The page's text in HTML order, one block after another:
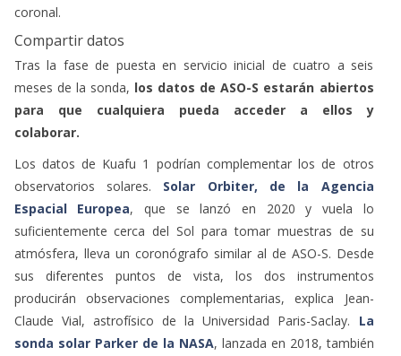
coronal.
Compartir datos
Tras la fase de puesta en servicio inicial de cuatro a seis
meses de la sonda, los datos de ASO-S estarán abiertos
para que cualquiera pueda acceder a ellos y
colaborar.
Los datos de Kuafu 1 podrían complementar los de otros
observatorios solares. Solar Orbiter, de la Agencia
Espacial Europea, que se lanzó en 2020 y vuela lo
suficientemente cerca del Sol para tomar muestras de su
atmósfera, lleva un coronógrafo similar al de ASO-S. Desde
sus diferentes puntos de vista, los dos instrumentos
producirán observaciones complementarias, explica Jean-
Claude Vial, astrofísico de la Universidad Paris-Saclay. La
sonda solar Parker de la NASA, lanzada en 2018, también